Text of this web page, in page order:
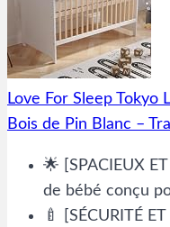
Love For Sleep
Bois de Pin Blanc –
🌟 [SPACIEUX
de bébé conçu
🍼 [SÉCURITÉ